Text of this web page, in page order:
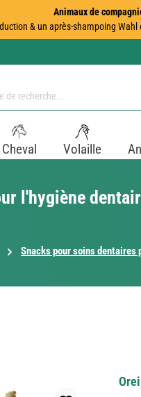
Animaux de
& un après-shampoing
Cheval Volaille
l'hygiène
Snacks pour soins dentaires